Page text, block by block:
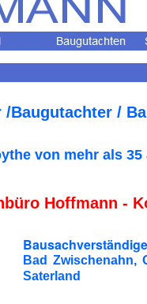
/Baugutachter /
von mehr als
Hoffmann -
Bad Zwischenahn,
Saterland